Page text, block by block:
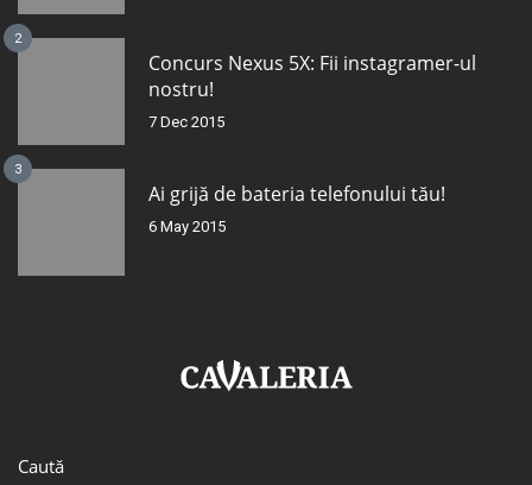
2
Concurs Nexus 5X: Fii instagramer-ul
nostru!
7 Dec 2015
3
Ai grijă de bateria telefonului tău!
6 May 2015
Caută